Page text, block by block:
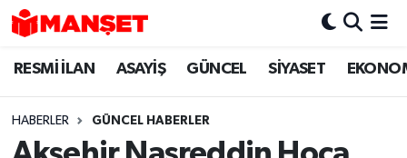
RESMİ İLAN ASAYİŞ GÜNCEL SİYASET
HABERLER GÜNCEL HABERLER
Hava Durumu
Trafik Durumu